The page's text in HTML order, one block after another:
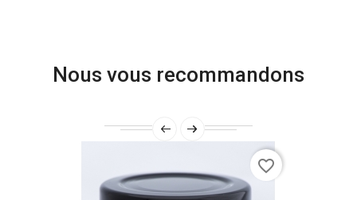
Nous vous recommandons
favorite_border